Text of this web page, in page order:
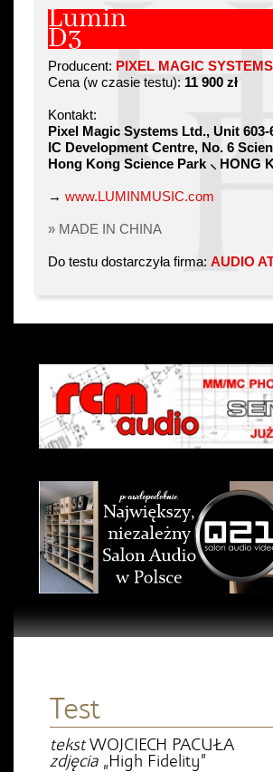
Lumin
D3
Producent: PIXEL MAGIC
Cena (w czasie testu): 11 900 zł
Kontakt:
Pixel Magic Systems Ltd., Unit 603-
IC Development Centre, No. 6
Hong Kong Science Park ⸜ HONG
→ www.LUMINMUSIC.com
» MADE IN CHINA
Do testu dostarczyła firma: AUDIO
Test
tekstWOJCIECH PACUŁA
zdjęcia „High Fidelity”